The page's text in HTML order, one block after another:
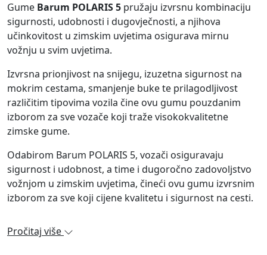
Gume Barum POLARIS 5 pružaju izvrsnu kombinaciju
sigurnosti, udobnosti i dugovječnosti, a njihova
učinkovitost u zimskim uvjetima osigurava mirnu
vožnju u svim uvjetima.
Izvrsna prionjivost na snijegu, izuzetna sigurnost na
mokrim cestama, smanjenje buke te prilagodljivost
različitim tipovima vozila čine ovu gumu pouzdanim
izborom za sve vozače koji traže visokokvalitetne
zimske gume.
Odabirom Barum POLARIS 5, vozači osiguravaju
sigurnost i udobnost, a time i dugoročno zadovoljstvo
vožnjom u zimskim uvjetima, čineći ovu gumu izvrsnim
izborom za sve koji cijene kvalitetu i sigurnost na cesti.
Pročitaj više